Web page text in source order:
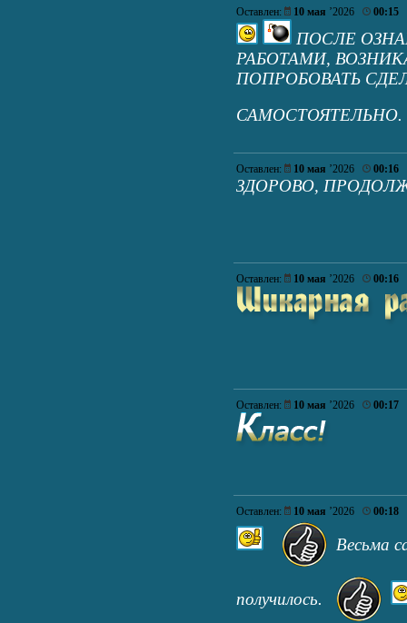
Оставлен: 10 мая ’2026 00:15
ПОСЛЕ
РАБОТАМИ,
ПОПРОБОВАТЬ
Оставлен: 10 мая ’2026 00:16
ЗДОРОВО,
Оставлен: 10 мая ’2026 00:16
Оставлен: 10 мая ’2026 00:17
Оставлен: 10 мая ’2026 00:18
Весьма
получилось.